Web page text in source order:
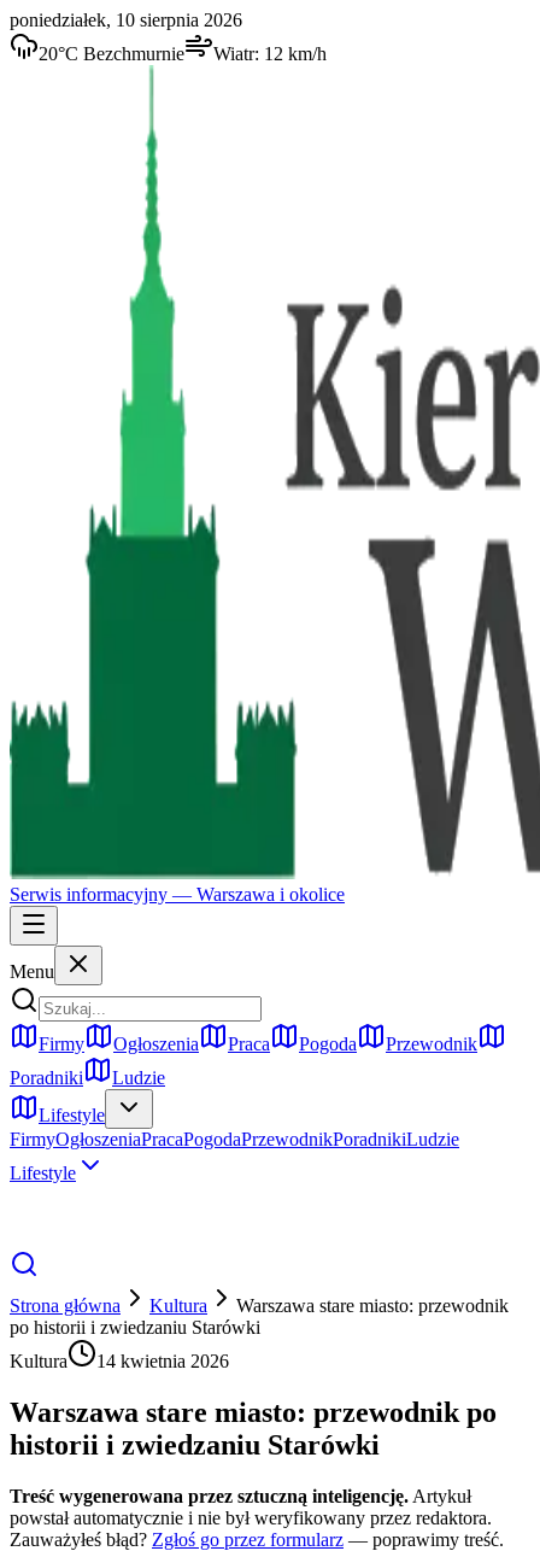
poniedziałek, 10 sierpnia 2026
20°C Bezchmurnie Wiatr: 12 km/h
Serwis informacyjny — Warszawa i okolice
Menu
Firmy Ogłoszenia Praca Pogoda
Przewodnik
Poradniki
Ludzie
Lifestyle
FirmyOgłoszeniaPracaPogodaPrzewodnikPoradnikiLudzie
Lifestyle
Strona główna Kultura
Warszawa stare miasto: przewodnik
po historii i zwiedzaniu Starówki
Kultura
14 kwietnia 2026
Warszawa stare miasto: przewodnik po
historii i zwiedzaniu Starówki
Treść wygenerowana przez sztuczną inteligencję. Artykuł
powstał automatycznie i nie był weryfikowany przez redaktora.
Zauważyłeś błąd? Zgłoś go przez formularz — poprawimy treść.